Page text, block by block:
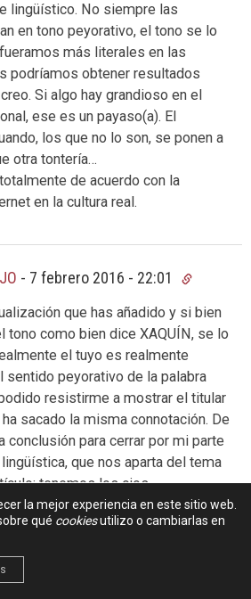
lingüístico. No siempre las
en tono peyorativo, el tono se lo
más literales en las
podríamos obtener resultados
Si algo hay grandioso en el
ese es un payaso(a). El
los que no lo son, se ponen a
otra tontería…
de acuerdo con la
en la cultura real.
- 7 febrero 2016 - 22:01
que has añadido y si bien
tono como bien dice XAQUÍN, se lo
el tuyo es realmente
sentido peyorativo de la palabra
resistirme a mostrar el titular
sacado la misma connotación. De
conclusión para cerrar por mi parte
que nos aparta del tema
tenemos los ojos
a asociar de una forma negativa el
al referirnos a un individuo.
la mejor experiencia en este sitio web.
qué cookiesutilizo o cambiarlas en